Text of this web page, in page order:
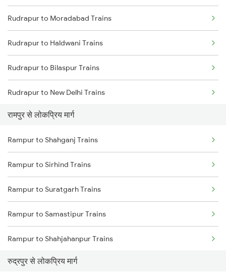
Rudrapur to Moradabad Trains
Rudrapur to Haldwani Trains
Rudrapur to Bilaspur Trains
Rudrapur to New Delhi Trains
Rudrapur to Haldi Road Trains
Rudrapur to Najibabad Trains
Rudrapur to Dehradun Trains
रामपुर से लोकप्रिय मार्ग
Rampur to Shahganj Trains
Rampur to Sirhind Trains
Rampur to Suratgarh Trains
Rampur to Samastipur Trains
Rampur to Shahjahanpur Trains
Rampur to Saharanpur Trains
रुद्रपुर से लोकप्रिय मार्ग